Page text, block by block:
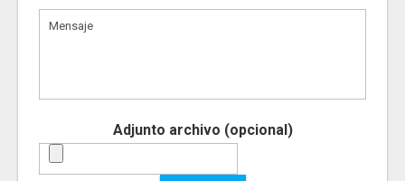
Adjunto archivo (opcional)